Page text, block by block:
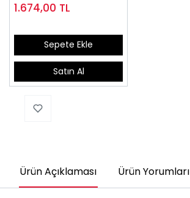
1.674,00 TL
Sepete Ekle
Satın Al
Ürün Açıklaması Ürün Yorumları